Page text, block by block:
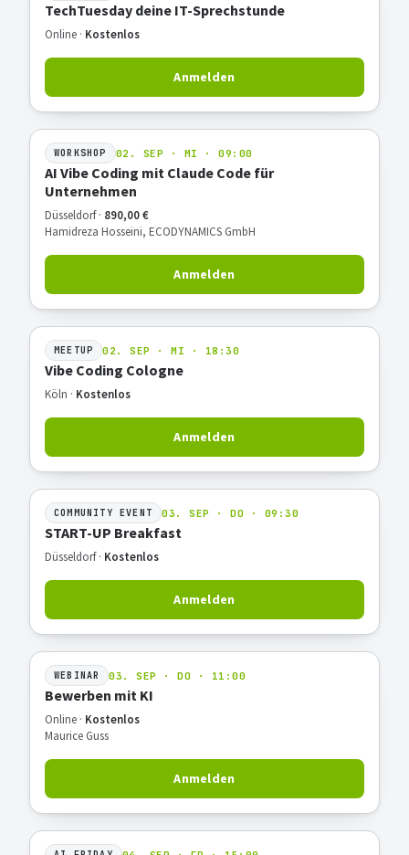
TechTuesday deine IT-Sprechstunde
Online · Kostenlos
Anmelden
WORKSHOP 02. SEP · MI · 09:00
AI Vibe Coding mit Claude Code für
Unternehmen
Düsseldorf · 890,00 €
Hamidreza Hosseini, ECODYNAMICS GmbH
Anmelden
MEETUP 02. SEP · MI · 18:30
Vibe Coding Cologne
Köln · Kostenlos
Anmelden
COMMUNITY EVENT 03. SEP · DO · 09:30
START-UP Breakfast
Düsseldorf · Kostenlos
Anmelden
WEBINAR 03. SEP · DO · 11:00
Bewerben mit KI
Online · Kostenlos
Maurice Guss
Anmelden